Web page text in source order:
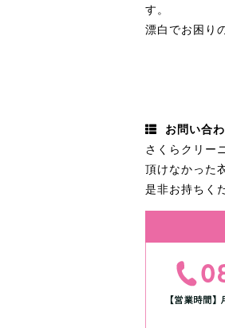
す。
漂白でお困り
お問い合
さくらクリー
頂けなかった
是非お持ちく